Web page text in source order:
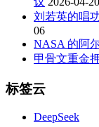
刘若英的唱
06
NASA 的阿
甲骨文重金
标签云
DeepSeek